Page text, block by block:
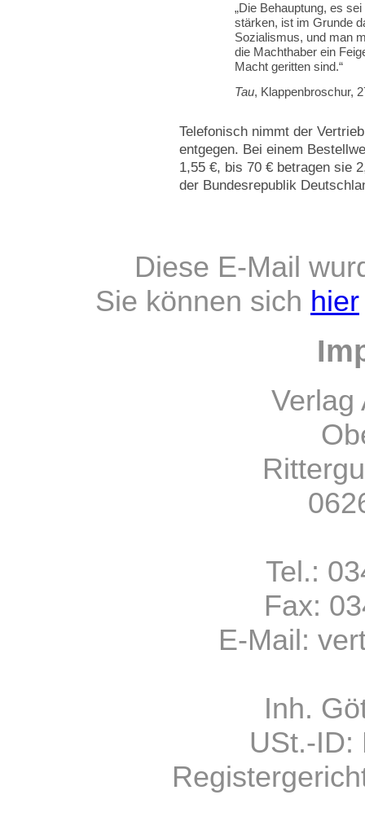
„Die Behauptung, es
stärken, ist im Grunde
Sozialismus, und man
die Machthaber ein
Macht geritten sind.“
Tau, Klappenbroschur,
Telefonisch nimmt der
entgegen. Bei einem
1,55 €, bis 70 € betragen sie
der Bundesrepublik
Diese E-Mail
Sie können sich hier
Verlag
Tel.:
Fax:
E-Mail:
Inh.
USt.-ID: